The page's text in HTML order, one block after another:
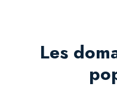
Les